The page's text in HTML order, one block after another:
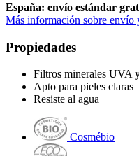
España: envío estándar
Más información sobre envío
Propiedades
Filtros minerales UVA
Apto para pieles claras
Resiste al agua
Cosmébio